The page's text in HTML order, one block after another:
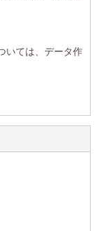
いては、データ作